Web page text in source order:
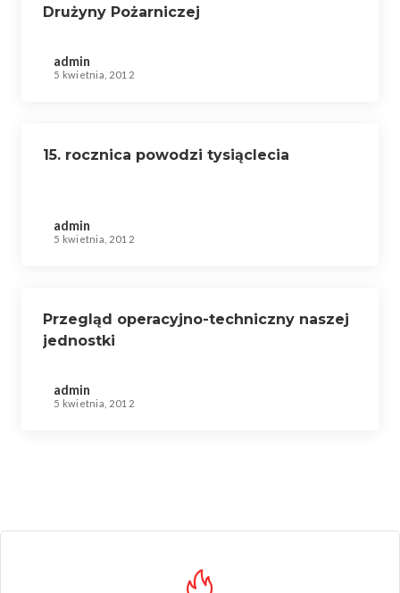
Drużyny Pożarniczej
admin
5 kwietnia, 2012
15. rocznica powodzi tysiąclecia
admin
5 kwietnia, 2012
Przegląd operacyjno-techniczny naszej
jednostki
admin
5 kwietnia, 2012